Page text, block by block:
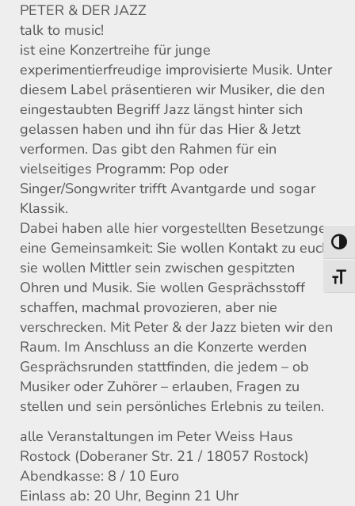
PETER & DER JAZZ
talk to music!
ist eine Konzertreihe für junge
experimentierfreudige improvisierte Musik. Unter
diesem Label präsentieren wir Musiker, die den
eingestaubten Begriff Jazz längst hinter sich
gelassen haben und ihn für das Hier & Jetzt
verformen. Das gibt den Rahmen für ein
vielseitiges Programm: Pop oder
Singer/Songwriter trifft Avantgarde und sogar
Klassik.
Dabei haben alle hier vorgestellten Besetzungen
eine Gemeinsamkeit: Sie wollen Kontakt zu euch,
sie wollen Mittler sein zwischen gespitzten
Ohren und Musik. Sie wollen Gesprächsstoff
schaffen, machmal provozieren, aber nie
verschrecken. Mit Peter & der Jazz bieten wir den
Raum. Im Anschluss an die Konzerte werden
Gesprächsrunden stattfinden, die jedem – ob
Musiker oder Zuhörer – erlauben, Fragen zu
stellen und sein persönliches Erlebnis zu teilen.
alle Veranstaltungen im Peter Weiss Haus
Rostock (Doberaner Str. 21 / 18057 Rostock)
Abendkasse: 8 / 10 Euro
Einlass ab: 20 Uhr, Beginn 21 Uhr